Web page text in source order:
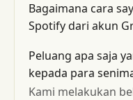
Bagaimana cara
Spotify dari akun
Peluang apa saja
kepada para
Kami melakukan